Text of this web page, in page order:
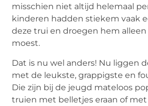
misschien niet altijd helemaal
kinderen hadden stiekem vaak
deze trui en droegen hem
moest.
Dat is nu wel anders! Nu liggen
met de leukste, grappigste en
Die zijn bij de jeugd mateloos
truien met belletjes eraan of